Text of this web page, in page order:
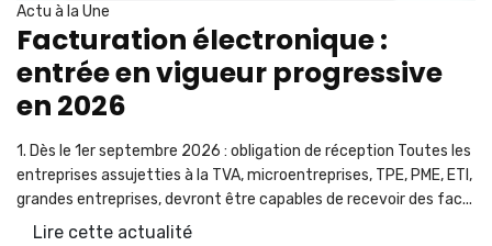
Actu à la Une
Facturation électronique :
entrée en vigueur progressive
en 2026
1. Dès le 1er septembre 2026 : obligation de réception Toutes les
entreprises assujetties à la TVA, microentreprises, TPE, PME, ETI,
grandes entreprises, devront être capables de recevoir des fac...
Lire cette actualité